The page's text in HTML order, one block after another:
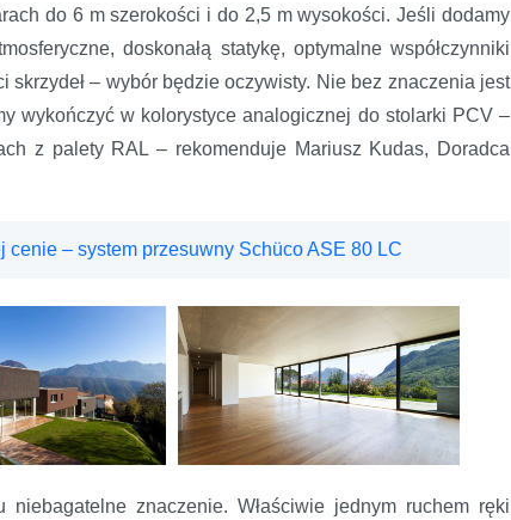
do 6 m szerokości i do 2,5 m wysokości. Jeśli dodamy
doskonałą statykę, optymalne współczynniki
– wybór będzie oczywisty. Nie bez znaczenia jest
wykończyć w kolorystyce analogicznej do stolarki PCV –
z palety RAL – rekomenduje Mariusz Kudas, Doradca
cenie – system przesuwny Schüco ASE 80 LC
znaczenie. Właściwie jednym ruchem ręki